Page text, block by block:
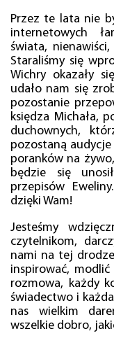
Przez te lata nie
internetowych
świata,
Staraliśmy się
Wichry okazały
udało nam się
pozostanie
księdza Michała,
duchownych,
pozostaną
poranków na
będzie się
przepisów
dzięki Wam!
Jesteśmy
czytelnikom,
nami na tej
inspirować, modlić
rozmowa, każdy
świadectwo i
nas wielkim
wszelkie dobro,